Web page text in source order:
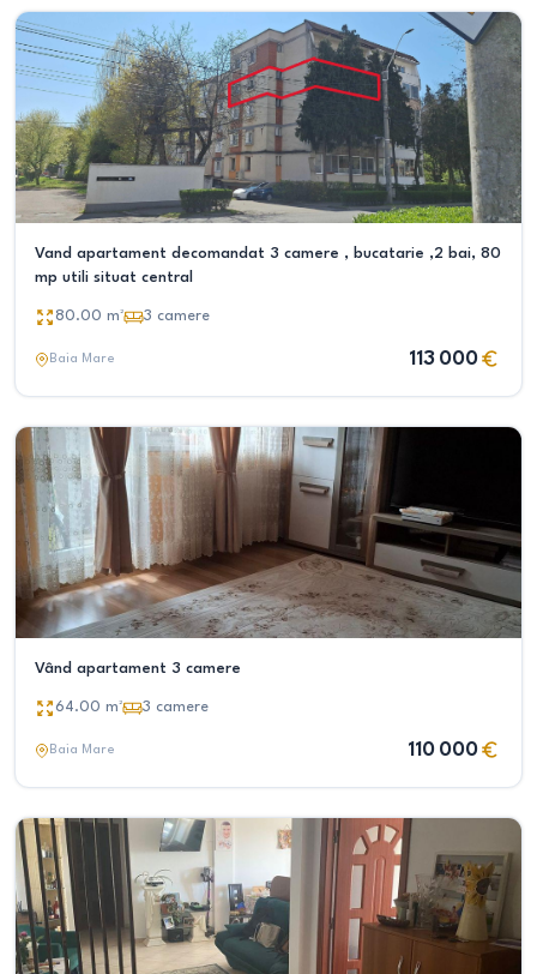
Vand apartament decomandat 3 camere , bucatarie ,2 bai, 80
mp utili situat central
80.00 m² 3 camere
Baia Mare 113 000
Vând apartament 3 camere
64.00 m² 3 camere
Baia Mare 110 000